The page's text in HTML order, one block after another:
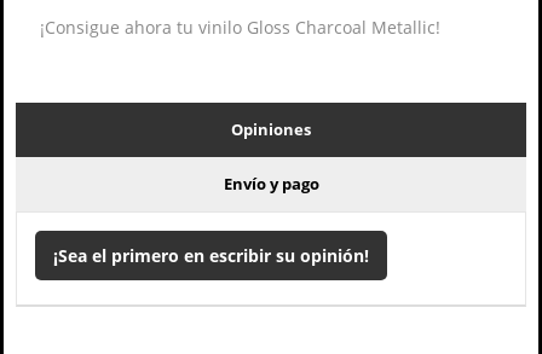
¡Consigue ahora tu vinilo Gloss Charcoal Metallic!
Opiniones
Envío y pago
¡Sea el primero en escribir su opinión!